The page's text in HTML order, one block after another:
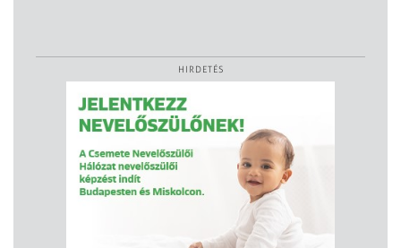
HIRDETÉS